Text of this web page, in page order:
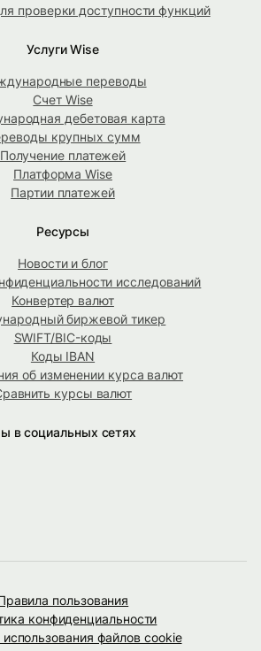
проверки доступности функций
Услуги Wise
переводы
Счет Wise
дебетовая карта
крупных сумм
Получение платежей
Платформа Wise
Партии платежей
Ресурсы
Новости и блог
исследований
Конвертер валют
биржевой тикер
SWIFT/BIC-коды
Коды IBAN
об изменении курса валют
курсы валют
в социальных сетях
пользования
конфиденциальности
использования файлов cookie